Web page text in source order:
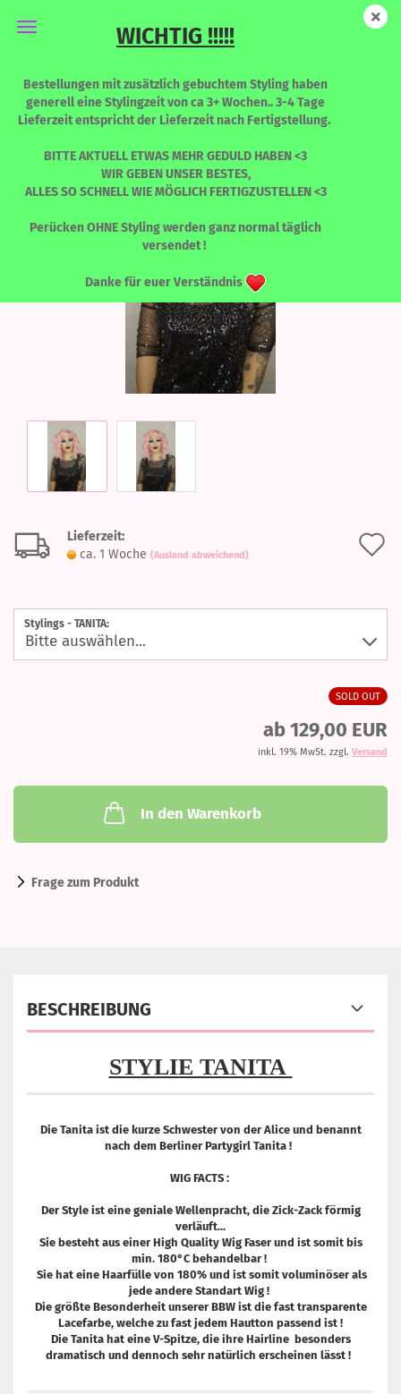
WICHTIG !!!!!
Bestellungen mit zusätzlich gebuchtem Styling haben
generell eine Stylingzeit von ca 3+ Wochen.. 3-4 Tage
Lieferzeit entspricht der Lieferzeit nach Fertigstellung.
BITTE AKTUELL ETWAS MEHR GEDULD HABEN <3
WIR GEBEN UNSER BESTES,
ALLES SO SCHNELL WIE MÖGLICH FERTIGZUSTELLEN <3
Perücken OHNE Styling werden ganz normal täglich
versendet !
Danke für euer Verständnis
Tanita - Miss Piggy
Lieferzeit:
ca. 1 Woche (Ausland abweichend)
Stylings - TANITA:
SOLD OUT
ab 129,00 EUR
inkl. 19% MwSt. zzgl. Versand
In den Warenkorb
Frage zum Produkt
BESCHREIBUNG
STYLIE TANITA
Die Tanita ist die kurze Schwester von der Alice und benannt
nach dem Berliner Partygirl Tanita !
WIG FACTS :
Der Style ist eine geniale Wellenpracht, die Zick-Zack förmig
verläuft...
Sie besteht aus einer High Quality Wig Faser und ist somit bis
min. 180°C behandelbar !
Sie hat eine Haarfülle von 180% und ist somit voluminöser als
jede andere Standart Wig !
Die größte Besonderheit unserer BBW ist die fast transparente
Lacefarbe, welche zu fast jedem Hautton passend ist !
Die Tanita hat eine V-Spitze, die ihre Hairline besonders
dramatisch und dennoch sehr natürlich erscheinen lässt !